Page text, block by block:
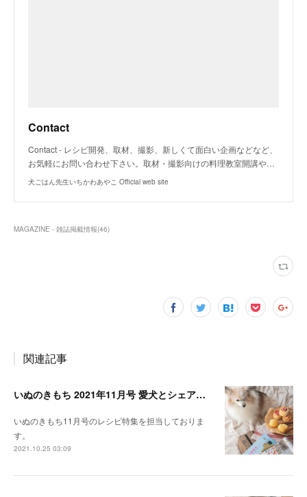
Contact
Contact - レシピ開発、取材、撮影、新しくて面白い企画などなど、
お気軽にお問い合わせ下さい。取材・撮影向けの料理教室開講や…
犬ごはん先生いちかわあやこ Official web site
MAGAZINE - 雑誌掲載情報(46)
関連記事
いぬのきもち 2021年11月号 愛犬とシェアできる！レンジで作れるパンレシピ特集
いぬのきもち11月号のレシピ特集を担当しておりま
す。
2021.10.25 03:09